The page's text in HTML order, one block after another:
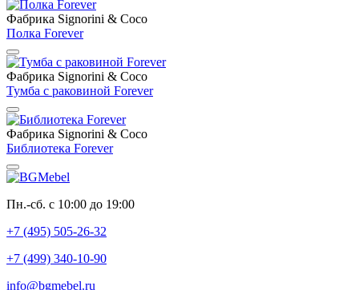
Фабрика Signorini & Coco
Полка Forever
Фабрика Signorini & Coco
Тумба с раковиной Forever
Фабрика Signorini & Coco
Библиотека Forever
Пн.-сб. с 10:00 до 19:00
+7 (495) 505-26-32
+7 (499) 340-10-90
info@bgmebel.ru